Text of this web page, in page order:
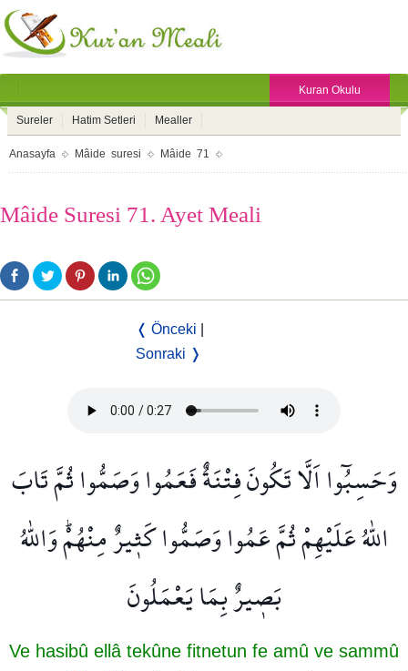
Kuran Okulu
Sureler Hatim Setleri Mealler
Anasayfa Mâide suresi Mâide 71
Mâide Suresi 71. Ayet Meali
❬ Önceki
Sonraki ❭
وَحَسِبُٓوا اَلَّا تَكُونَ فِتْنَةٌ فَعَمُوا وَصَمُّوا ثُمَّ تَابَ
اللّٰهُ عَلَيْهِمْ ثُمَّ عَمُوا وَصَمُّوا كَث۪يرٌ مِنْهُمْۜ وَاللّٰهُ
بَص۪يرٌ بِمَا يَعْمَلُونَ
Ve hasibû ellâ tekûne fitnetun fe amû ve sammû